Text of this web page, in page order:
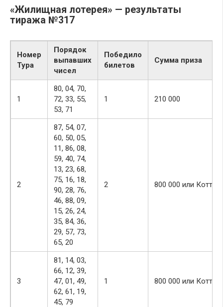
«Жилищная лотерея» — результаты
тиража №317
Номер
Тура
Порядок
выпавших
чисел
Победило
билетов
Сумма приза
1
80, 04, 70,
72, 33, 55,
53, 71
1 210 000
2
87, 54, 07,
60, 50, 05,
11, 86, 08,
59, 40, 74,
13, 23, 68,
75, 16, 18,
90, 28, 76,
46, 88, 09,
15, 26, 24,
35, 84, 36,
29, 57, 73,
65, 20
2 800 000 или
3
81, 14, 03,
66, 12, 39,
47, 01, 49,
62, 61, 19,
45, 79
1 800 000 или